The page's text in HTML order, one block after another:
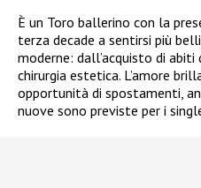
È un Toro ballerino con la
terza decade a sentirsi più
moderne: dall’acquisto di
chirurgia estetica. L’amore
opportunità di spostamenti,
nuove sono previste per i